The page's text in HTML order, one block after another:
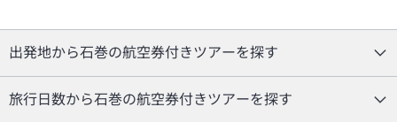
出発地から石巻の航空券付きツアーを探す
旅行日数から石巻の航空券付きツアーを探す